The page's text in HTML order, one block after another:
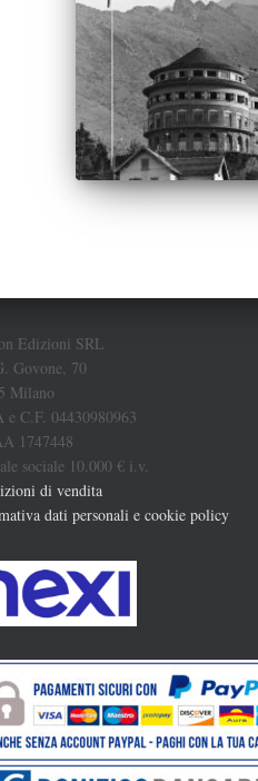
Edizioni SRL
Govone, 70
Milano
e C.F. 04430980963
1747448
sociale 10.000 € i.v.
di vendita
dati personali e cookie policy